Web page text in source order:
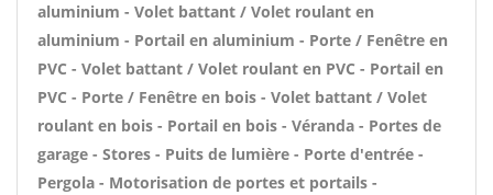
aluminium - Volet battant / Volet roulant en
aluminium - Portail en aluminium - Porte / Fenêtre en
PVC - Volet battant / Volet roulant en PVC - Portail en
PVC - Porte / Fenêtre en bois - Volet battant / Volet
roulant en bois - Portail en bois - Véranda - Portes de
garage - Stores - Puits de lumière - Porte d'entrée -
Pergola - Motorisation de portes et portails -